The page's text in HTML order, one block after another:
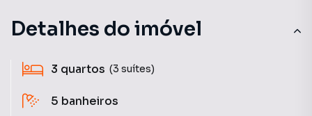
Detalhes do imóvel
3 quartos (3 suítes)
5 banheiros